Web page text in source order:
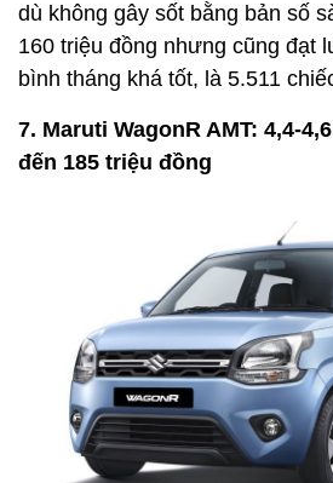
dù không gây sốt bằng bản số
160 triệu đồng nhưng cũng đạt
bình tháng khá tốt, là 5.511
7. Maruti WagonR AMT: 4,4-
đến 185 triệu đồng